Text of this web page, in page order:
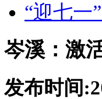
“迎七一
岑溪：激
发布时间